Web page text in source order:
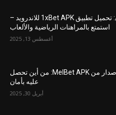
عنوان: تحميل تطبيق 1xBet APK للاندرويد –
استمتع بالمراهنات الرياضية والألعاب
أغسطس 13, 2025
أحدث إصدار من MelBet APK: من أين تحصل
عليه بأمان
أبريل 30, 2025